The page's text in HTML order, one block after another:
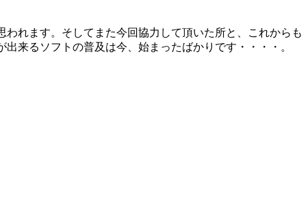
れます。そしてまた今回協力して頂いた所と、これからも
来るソフトの普及は今、始まったばかりです・・・・。